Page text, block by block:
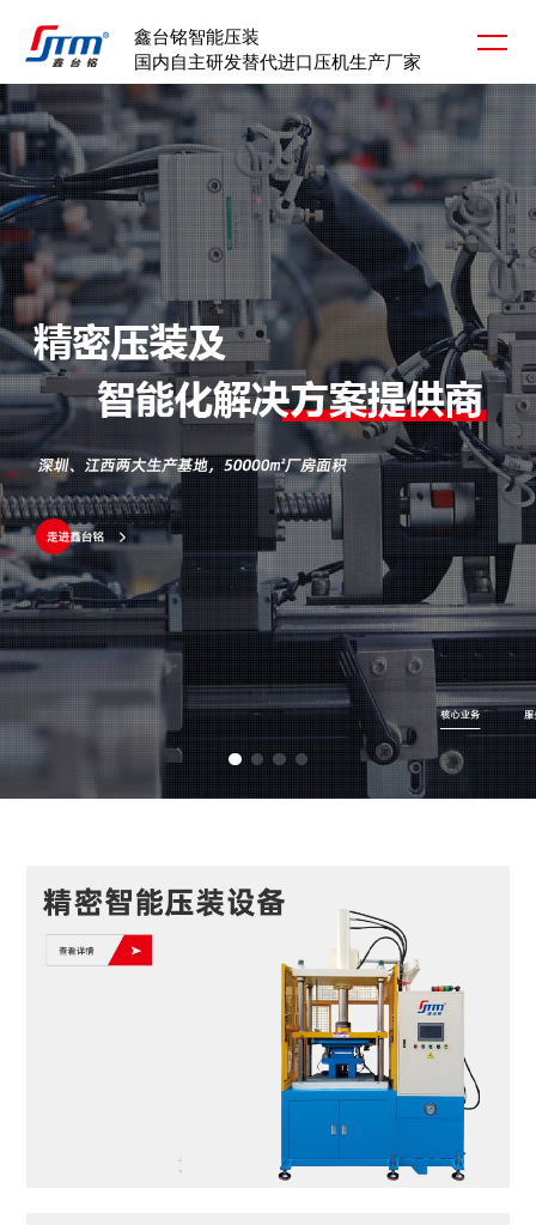
鑫台铭智能压装
国内自主研发替代进口压机生产厂家